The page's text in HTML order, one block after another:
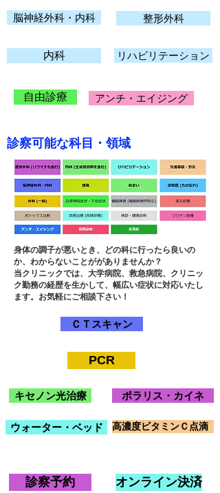
脳神経外科・内科 整形外科
内科 リハビリテーション
自由診療 アンチ・エイジング
診察可能な科目・領域
身体の調子が悪いとき、どの科に行ったら良いの
か、わからないことががありませんか？
当クリニックでは、大学病院、救急病院、クリニッ
ク勤務の経歴を生かして、幅広い症状に対応いたし
ます。お気軽にご相談下さい！
ＣＴスキャン
PCR
キセノン光治療
ウォーター・ベッド
ポラリス・カイネ
高濃度ビタミンＣ点滴
診察予約 オンライン決済